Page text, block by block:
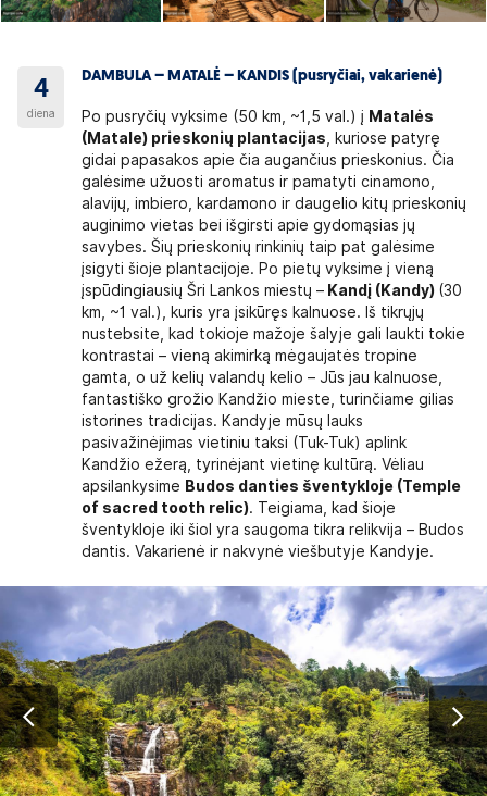
4
diena
DAMBULA – MATALĖ – KANDIS (pusryčiai, vakarienė)
Po pusryčių vyksime (50 km, ~1,5 val.) į Matalės
(Matale) prieskonių plantacijas , kuriose patyrę
gidai papasakos apie čia augančius prieskonius. Čia
galėsime užuosti aromatus ir pamatyti cinamono,
alavijų, imbiero, kardamono ir daugelio kitų prieskonių
auginimo vietas bei išgirsti apie gydomąsias jų
savybes. Šių prieskonių rinkinių taip pat galėsime
įsigyti šioje plantacijoje. Po pietų vyksime į vieną
įspūdingiausių Šri Lankos miestų – Kandį (Kandy) (30
km, ~1 val.), kuris yra įsikūręs kalnuose. Iš tikrųjų
nustebsite, kad tokioje mažoje šalyje gali laukti tokie
kontrastai – vieną akimirką mėgaujatės tropine
gamta, o už kelių valandų kelio – Jūs jau kalnuose,
fantastiško grožio Kandžio mieste, turinčiame gilias
istorines tradicijas. Kandyje mūsų lauks
pasivažinėjimas vietiniu taksi (Tuk-Tuk) aplink
Kandžio ežerą, tyrinėjant vietinę kultūrą. Vėliau
apsilankysime Budos danties šventykloje (Temple
of sacred tooth relic). Teigiama, kad šioje
šventykloje iki šiol yra saugoma tikra relikvija – Budos
dantis. Vakarienė ir nakvynė viešbutyje Kandyje.